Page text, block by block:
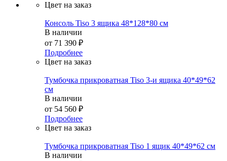
Цвет на заказ
Консоль Tiso 3 ящика 48*128*80 см
В наличии
от 71 390 ₽
Подробнее
Цвет на заказ
Тумбочка прикроватная Tiso 3-и ящика 40*49*62
см
В наличии
от 54 560 ₽
Подробнее
Цвет на заказ
Тумбочка прикроватная Tiso 1 ящик 40*49*62 см
В наличии